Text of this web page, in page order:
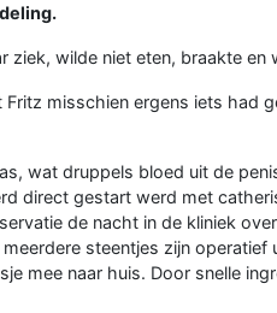
ziek, wilde niet eten, braakte en
misschien ergens iets had
wat druppels bloed uit de
direct gestart werd met
de nacht in de kliniek
steentjes zijn operatief
mee naar huis. Door snelle